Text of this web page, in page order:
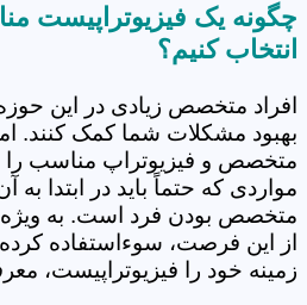
چگونه یک فیزیوتراپیست
انتخاب کنیم؟
افراد متخصص زیادی در این
بهبود مشکلات شما کمک کنند.
متخصص و فیزیوتراپ مناسب را
مواردی که حتماً باید در ابتدا به
متخصص بودن فرد است. به ویژه
از این فرصت، سوءاستفاده
زمینه خود را فیزیوتراپیست،